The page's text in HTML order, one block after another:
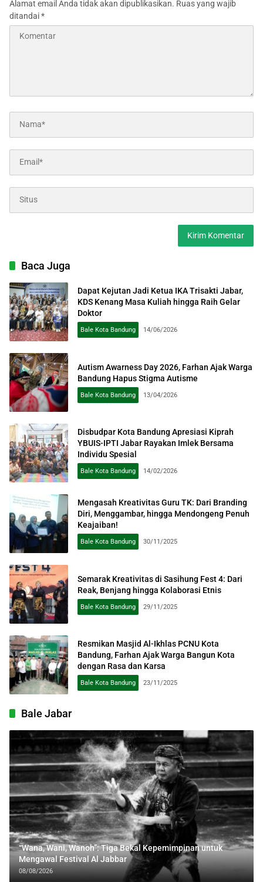
Alamat email Anda tidak akan dipublikasikan. Ruas yang wajib
ditandai*
Baca Juga
Dapat Kejutan Jadi Ketua IKA Trisakti Jabar,
KDS Kenang Masa Kuliah hingga Raih Gelar
Doktor
Bale Kota Bandung 14/06/2026
Autism Awarness Day 2026, Farhan Ajak Warga
Bandung Hapus Stigma Autisme
Bale Kota Bandung 13/04/2026
Disbudpar Kota Bandung Apresiasi Kiprah
YBUIS-IPTI Jabar Rayakan Imlek Bersama
Individu Spesial
Bale Kota Bandung 14/02/2026
Mengasah Kreativitas Guru TK: Dari Branding
Diri, Menggambar, hingga Mendongeng Penuh
Keajaiban!
Bale Kota Bandung 30/11/2025
Semarak Kreativitas di Sasihung Fest 4: Dari
Reak, Benjang hingga Kolaborasi Etnis
Bale Kota Bandung 29/11/2025
Resmikan Masjid Al-Ikhlas PCNU Kota
Bandung, Farhan Ajak Warga Bangun Kota
dengan Rasa dan Karsa
Bale Kota Bandung 23/11/2025
Bale Jabar
“Wana, Wani, Wanoh”: Tiga Bekal Kepemimpinan untuk
Mengawal Festival Al Jabbar
08/08/2026